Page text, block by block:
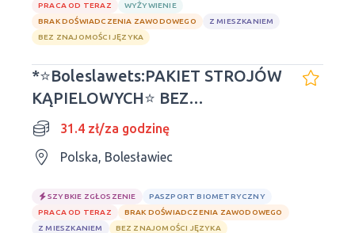
PRACA OD TERAZ
WYŻYWIENIE
BRAK DOŚWIADCZENIA ZAWODOWEGO
Z MIESZKANIEM
BEZ ZNAJOMOŚCI JĘZYKA
*⭐️Boleslawets:PAKIET STROJÓW
KĄPIELOWYCH⭐️ BEZ
NOCLEGÓW*
31.4 zł/za godzinę
Polska, Bolesławiec
SZYBKIE ZGŁOSZENIE
PASZPORT BIOMETRYCZNY
PRACA OD TERAZ
BRAK DOŚWIADCZENIA ZAWODOWEGO
Z MIESZKANIEM
BEZ ZNAJOMOŚCI JĘZYKA